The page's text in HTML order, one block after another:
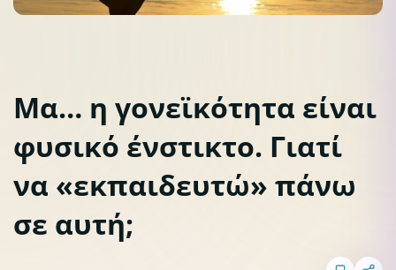
Διαπαιδαγώγηση
Μα… η γονεϊκότητα είναι
φυσικό ένστικτο. Γιατί
να «εκπαιδευτώ» πάνω
σε αυτή;